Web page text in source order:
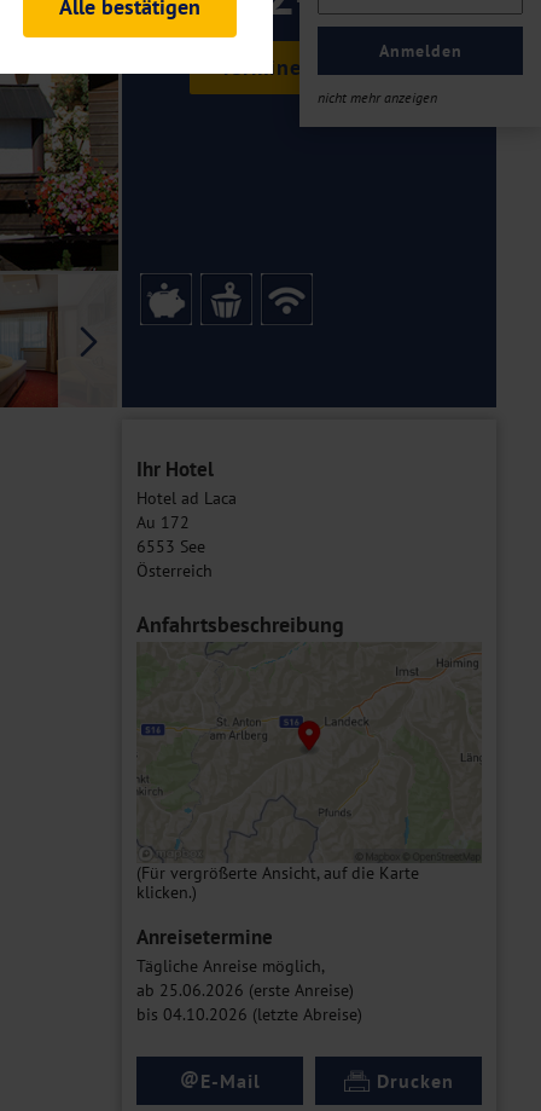
Anmelden
nicht mehr anzeigen
Termine & Preise
Ihr Hotel
Hotel ad Laca
Au 172
6553 See
Österreich
Anfahrtsbeschreibung
(Für vergrößerte Ansicht, auf die Karte
klicken.)
Anreisetermine
Tägliche Anreise möglich,
ab 25.06.2026 (erste Anreise)
bis 04.10.2026 (letzte Abreise)
@E-Mail Drucken
und Analysen. Mithilfe
Auftritts ermitteln und
es zu einer Drittlands
Daten finden Sie in unseren
Alle bestätigen